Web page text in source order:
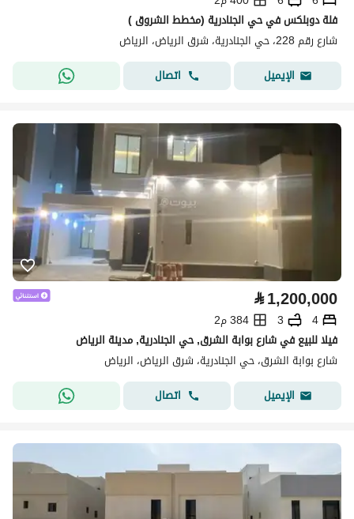
فلة دوبلكس في حي الجنادرية (مخطط الشروق )
شارع رقم 228، حي الجنادرية، شرق الرياض، الرياض
الإيميل
اتصال
⃁1,200,000
4
3
384 م2
فيلا للبيع في شارع بوابة الشرق, حي الجنادرية, مدينة الرياض
شارع بوابة الشرق، حي الجنادرية، شرق الرياض، الرياض
الإيميل
اتصال